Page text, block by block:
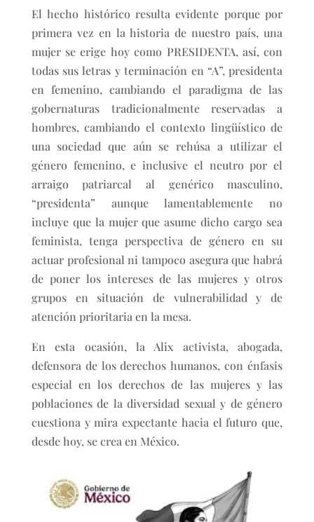
El hecho histórico resulta evidente porque por
primera vez en la historia de nuestro país, una
mujer se erige hoy como PRESIDENTA, así, con
todas sus letras y terminación en “A”, presidenta
en femenino, cambiando el paradigma de las
gobernaturas tradicionalmente reservadas a
hombres, cambiando el contexto lingüístico de
una sociedad que aún se rehúsa a utilizar el
género femenino, e inclusive el neutro por el
arraigo patriarcal al genérico masculino,
“presidenta” aunque lamentablemente no
incluye que la mujer que asume dicho cargo sea
feminista, tenga perspectiva de género en su
actuar profesional ni tampoco asegura que habrá
de poner los intereses de las mujeres y otros
grupos en situación de vulnerabilidad y de
atención prioritaria en la mesa.
En esta ocasión, la Alix activista, abogada,
defensora de los derechos humanos, con énfasis
especial en los derechos de las mujeres y las
poblaciones de la diversidad sexual y de género
cuestiona y mira expectante hacia el futuro que,
desde hoy, se crea en México.